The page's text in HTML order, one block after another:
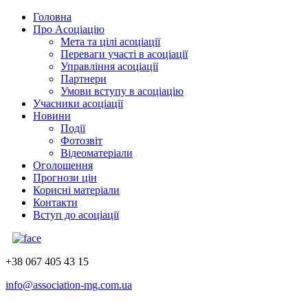
Головна
Про Асоціацію
Мета та цілі асоціації
Переваги участі в асоціації
Управління асоціації
Партнери
Умови вступу в асоціацію
Учасники асоціації
Новини
Події
Фотозвіт
Відеоматеріали
Оголошення
Прогнози цін
Корисні матеріали
Контакти
Вступ до асоціації
+38 067 405 43 15
info@association-mg.com.ua